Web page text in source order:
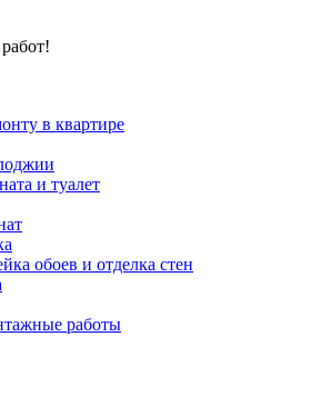
в квартире
и туалет
обоев и отделка стен
работы